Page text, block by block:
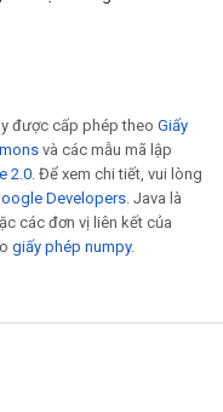
được cấp phép theo Giấy
và các mẫu mã lập
2.0. Để xem chi tiết, vui lòng
Developers. Java là
các đơn vị liên kết của
giấy phép numpy.